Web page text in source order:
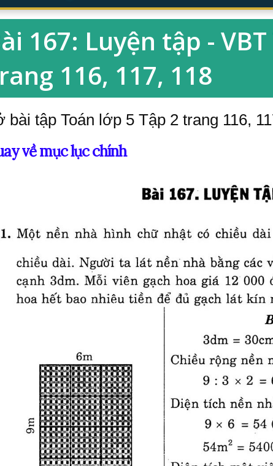
167: Luyện tập -
116, 117, 118
bài tập Toán lớp 5 Tập 2 trang 116,
về mục lục chính